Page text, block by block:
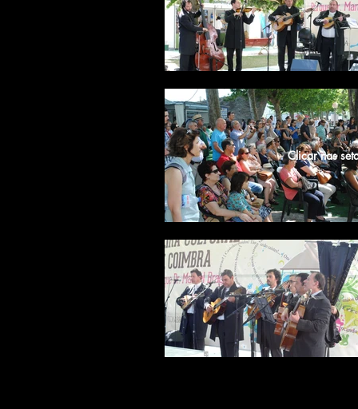
Clicar nas